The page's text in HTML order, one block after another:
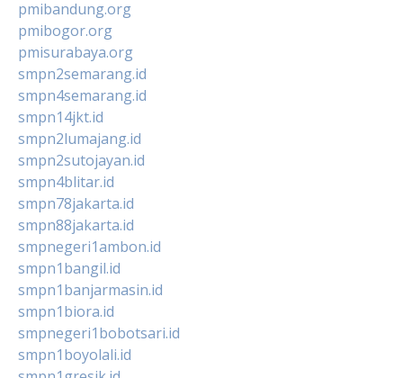
pmibandung.org
pmibogor.org
pmisurabaya.org
smpn2semarang.id
smpn4semarang.id
smpn14jkt.id
smpn2lumajang.id
smpn2sutojayan.id
smpn4blitar.id
smpn78jakarta.id
smpn88jakarta.id
smpnegeri1ambon.id
smpn1bangil.id
smpn1banjarmasin.id
smpn1biora.id
smpnegeri1bobotsari.id
smpn1boyolali.id